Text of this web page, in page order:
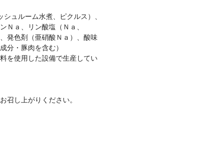
ュルーム水煮、ピクルス）、
Ｎａ、リン酸塩（Ｎａ、
発色剤（亜硝酸Ｎａ）、酸味
分・豚肉を含む）
を使用した設備で生産してい
召し上がりください。